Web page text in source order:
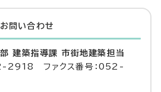
お問い合わせ
建築指導課 市街地建築担当
2918 ファクス番号：052-